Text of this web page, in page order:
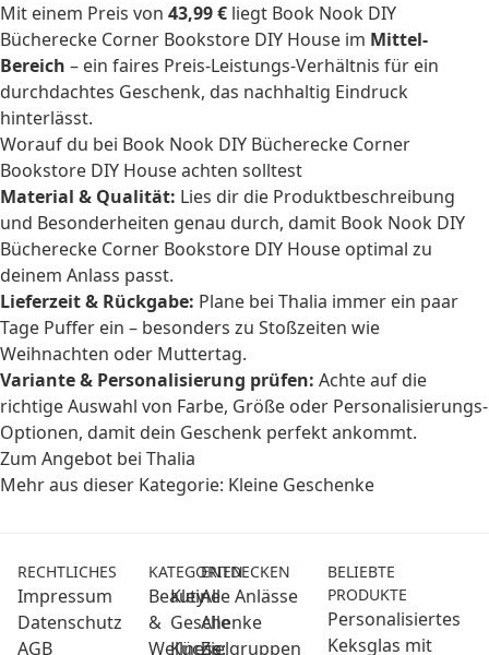
Mit einem Preis von 43,99 € liegt Book Nook DIY
Bücherecke Corner Bookstore DIY House im Mittel-
Bereich – ein faires Preis-Leistungs-Verhältnis für ein
durchdachtes Geschenk, das nachhaltig Eindruck
hinterlässt.
Worauf du bei Book Nook DIY Bücherecke Corner
Bookstore DIY House achten solltest
Material & Qualität: Lies dir die Produktbeschreibung
und Besonderheiten genau durch, damit Book Nook DIY
Bücherecke Corner Bookstore DIY House optimal zu
deinem Anlass passt.
Lieferzeit & Rückgabe: Plane bei Thalia immer ein paar
Tage Puffer ein – besonders zu Stoßzeiten wie
Weihnachten oder Muttertag.
Variante & Personalisierung prüfen: Achte auf die
richtige Auswahl von Farbe, Größe oder Personalisierungs-
Optionen, damit dein Geschenk perfekt ankommt.
Zum Angebot bei Thalia
Mehr aus dieser Kategorie: Kleine Geschenke
RECHTLICHES
Impressum
Datenschutz
AGB
KATEGORIEN
Beauty
&
Wellness:
Kleine
Geschenke
Küche
ENTDECKEN
Alle Anlässe
Alle
Zielgruppen
BELIEBTE
PRODUKTE
Personalisiertes
Keksglas mit